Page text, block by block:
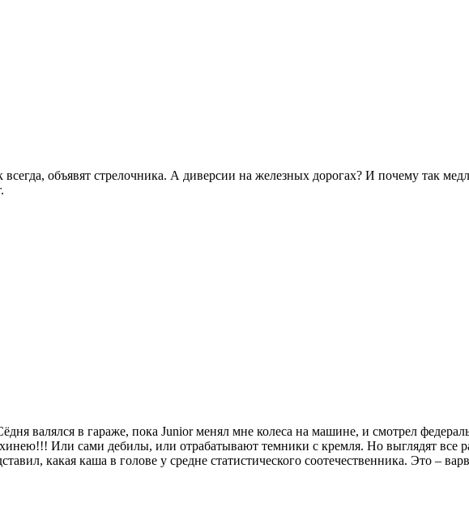
объявят стрелочника. А диверсии на железных дорогах? И почему так
валялся в гараже, пока Junior менял мне колеса на машине, и смотрел
Или сами дебилы, или отрабатывают темники с кремля. Но выглядят все
какая каша в голове у средне статистического соотечественника. Это –